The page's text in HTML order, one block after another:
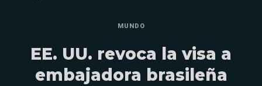
MUNDO
EE. UU. revoca la visa a
embajadora brasileña